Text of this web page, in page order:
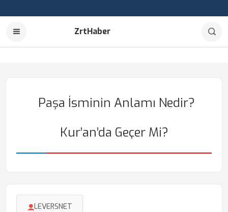
ZrtHaber
Paşa İsminin Anlamı Nedir?
Kur’an’da Geçer Mi?
LEVERSNET